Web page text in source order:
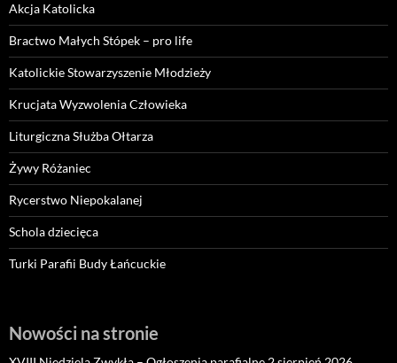
Akcja Katolicka
Bractwo Małych Stópek – pro life
Katolickie Stowarzyszenie Młodzieży
Krucjata Wyzwolenia Człowieka
Liturgiczna Służba Ołtarza
Żywy Różaniec
Rycerstwo Niepokalanej
Schola dziecięca
Turki Parafii Budy Łańcuckie
Nowości na stronie